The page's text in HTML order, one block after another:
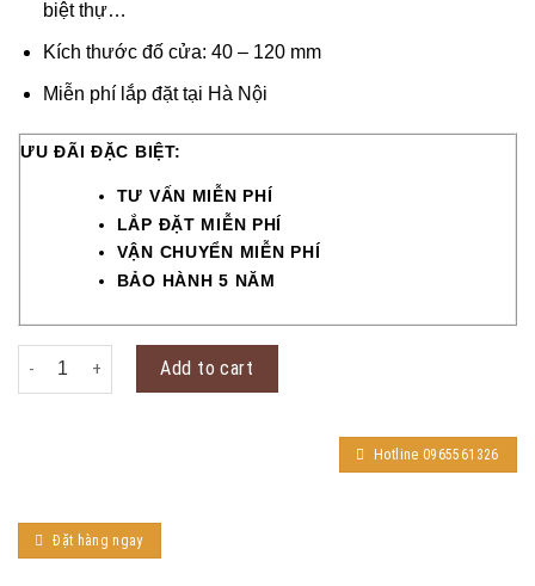
biệt thự…
Kích thước đố cửa: 40 – 120 mm
Miễn phí lắp đặt tại Hà Nội
ƯU ĐÃI ĐẶC BIỆT:
TƯ VẤN MIỄN PHÍ
LẮP ĐẶT MIỄN PHÍ
VẬN CHUYỂN MIỄN PHÍ
BẢO HÀNH 5 NĂM
Khóa tích hợp camera Kitos KT-X5 quantity
Add to cart
Hotline 0965561326
Đặt hàng ngay